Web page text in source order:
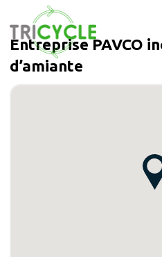
Entreprise PAVCO
d’amiante